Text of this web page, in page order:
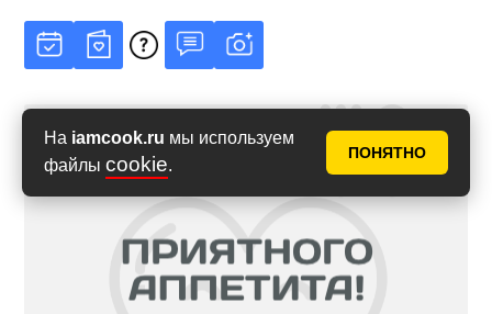
На iamcook.ru мы используем
файлы cookie.
ПОНЯТНО